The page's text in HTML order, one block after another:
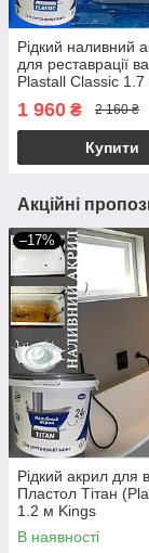
Рідкий наливний
для реставрації
Plastall Classic 1.7
миючим засобом
Kings
1 960 ₴ 2 160 ₴
Купити
Акційні
–17%
Рідкий акрил для
Пластол Тітан
1.2 м Kings
В наявності